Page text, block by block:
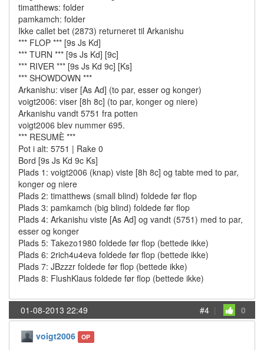
timatthews: folder
pamkamch: folder
Ikke callet bet (2873) returneret til Arkanishu
*** FLOP *** [9s Js Kd]
*** TURN *** [9s Js Kd] [9c]
*** RIVER *** [9s Js Kd 9c] [Ks]
*** SHOWDOWN ***
Arkanishu: viser [As Ad] (to par, esser og konger)
voigt2006: viser [8h 8c] (to par, konger og niere)
Arkanishu vandt 5751 fra potten
voigt2006 blev nummer 695.
*** RESUMÈ ***
Pot i alt: 5751 | Rake 0
Bord [9s Js Kd 9c Ks]
Plads 1: voigt2006 (knap) viste [8h 8c] og tabte med to par,
konger og niere
Plads 2: timatthews (small blind) foldede før flop
Plads 3: pamkamch (big blind) foldede før flop
Plads 4: Arkanishu viste [As Ad] og vandt (5751) med to par,
esser og konger
Plads 5: Takezo1980 foldede før flop (bettede ikke)
Plads 6: 2rich4u4eva foldede før flop (bettede ikke)
Plads 7: JBzzzr foldede før flop (bettede ikke)
Plads 8: FlushKlaus foldede før flop (bettede ikke)
01-08-2013 22:49 #4 | 0
voigt2006 OP